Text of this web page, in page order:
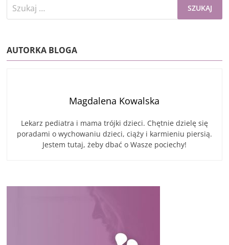
AUTORKA BLOGA
Magdalena Kowalska
Lekarz pediatra i mama trójki dzieci. Chętnie dzielę się
poradami o wychowaniu dzieci, ciąży i karmieniu piersią.
Jestem tutaj, żeby dbać o Wasze pociechy!